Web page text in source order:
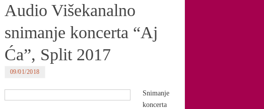
Audio Višekanalno
snimanje koncerta “Aj
Ća”, Split 2017
09/01/2018
Snimanje
koncerta